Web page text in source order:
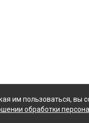
им пользоваться, вы
обработки